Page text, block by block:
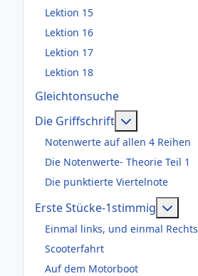
Lektion 15
Lektion 16
Lektion 17
Lektion 18
Gleichtonsuche
Die Griffschrift
Notenwerte auf allen 4 Reihen
Die Notenwerte- Theorie Teil 1
Die punktierte Viertelnote
Erste Stücke-1stimmig
Einmal links, und einmal Rechts
Scooterfahrt
Auf dem Motorboot